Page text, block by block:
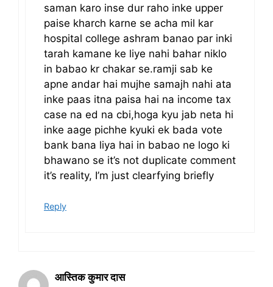
saman karo inse dur raho inke upper
paise kharch karne se acha mil kar
hospital college ashram banao par inki
tarah kamane ke liye nahi bahar niklo
in babao kr chakar se.ramji sab ke
apne andar hai mujhe samajh nahi ata
inke paas itna paisa hai na income tax
case na ed na cbi,hoga kyu jab neta hi
inke aage pichhe kyuki ek bada vote
bank bana liya hai in babao ne logo ki
bhawano se it’s not duplicate comment
it’s reality, I’m just clearfying briefly
Reply
आस्तिक कुमार दास